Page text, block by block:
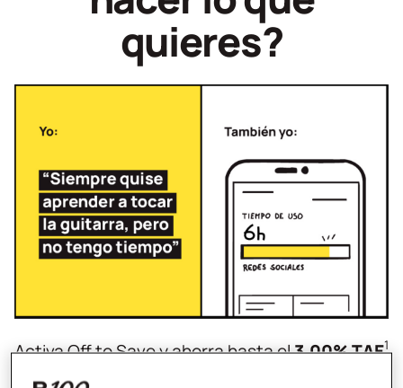
quieres?
Activa Off to Save y ahorra hasta el3,00% TAE1